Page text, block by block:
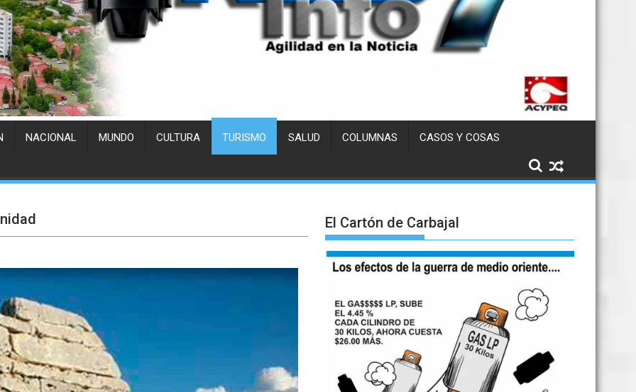
NACIONAL MUNDO CULTURA TURISMO SALUD COLUMNAS CASOS Y COSAS
El Cartón de Carbajal